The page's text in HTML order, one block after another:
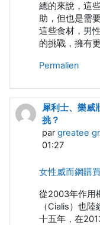
總的來說，這
助，但也是需
這些食材，男
的挑戰，擁有
Permalien
犀利士、樂威
挑？
pargreatee
01:27
女性威而鋼購買
從2003年作用
（Cialis）也
十五年，在